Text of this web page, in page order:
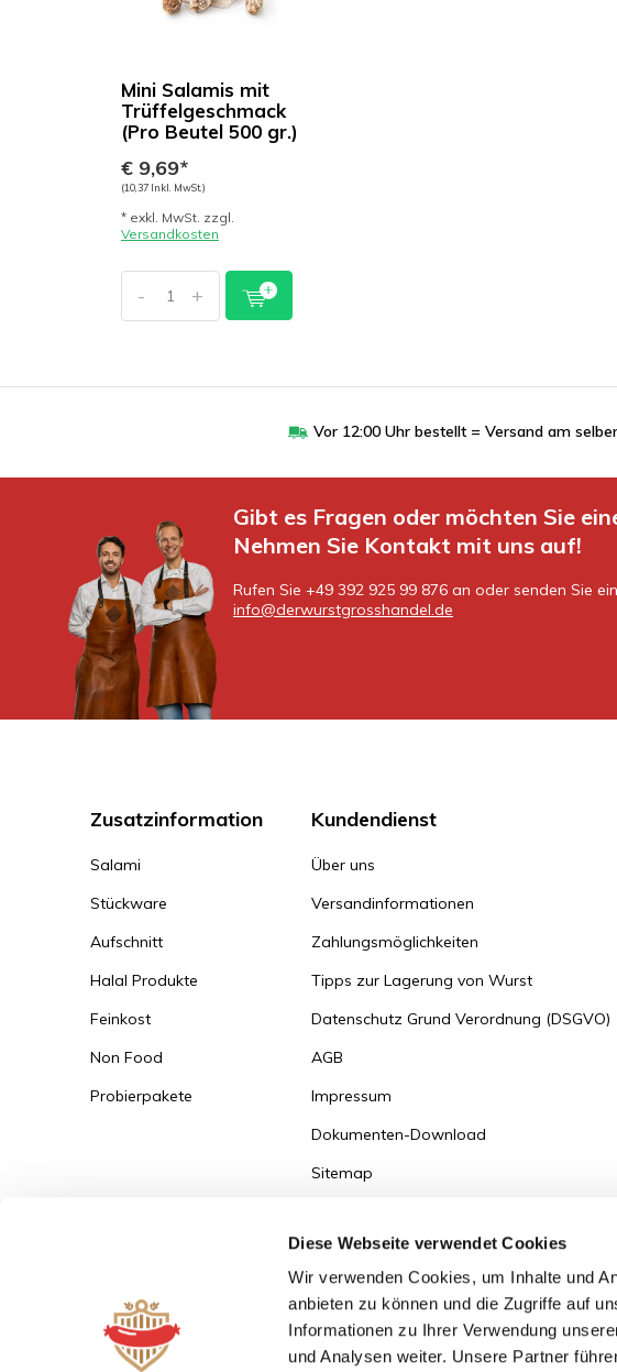
Diese Webseite verwendet Cookies
Wir verwenden Cookies, um Inhalte und
anbieten zu können und die Zugriffe auf
Informationen zu Ihrer Verwendung
und Analysen weiter. Unsere Partner
Mini Salamis mit
Trüffelgeschmack
(Pro Beutel 500 gr.)
€ 9,69*
(10,37 Inkl. MwSt.)
* exkl. MwSt. zzgl.
Versandkosten
- +
Vor 12:00 Uhr bestellt = Versand am
Gibt es Fragen oder möchten Sie
Nehmen Sie Kontakt mit uns auf!
Rufen Sie +49 392 925 99 876 an oder senden Sie
info@derwurstgrosshandel.de
Zusatzinformation
Salami
Stückware
Aufschnitt
Halal Produkte
Feinkost
Non Food
Probierpakete
Kundendienst
Über uns
Versandinformationen
Zahlungsmöglichkeiten
Tipps zur Lagerung von Wurst
Datenschutz Grund Verordnung (DSGVO)
AGB
Impressum
Dokumenten-Download
Sitemap
Zum Bestellportal